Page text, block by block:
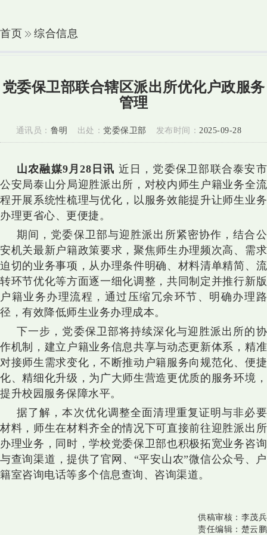
首页 综合信息
党委保卫部联合辖区派出所优化户政服务
管理
通讯员： 鲁明 出处： 党委保卫部 发布时间： 2025-09-28
山农融媒9月28日讯 近日，党委保卫部联合泰安市
公安局泰山分局迎胜派出所，对校内师生户籍业务全流
程开展系统性梳理与优化，以服务效能提升让师生业务
办理更省心、更便捷。
期间，党委保卫部与迎胜派出所紧密协作，结合公
安机关最新户籍政策要求，聚焦师生办理频次高、需求
迫切的业务事项，从办理条件明确、材料清单精简、流
转环节优化等方面逐一细化调整，共同制定并推行新版
户籍业务办理流程，通过压缩冗余环节、明确办理路
径，有效降低师生业务办理成本。
下一步，党委保卫部将持续深化与迎胜派出所的协
作机制，建立户籍业务信息共享与动态更新体系，精准
对接师生需求变化，不断推动户籍服务向规范化、便捷
化、精细化升级，为广大师生营造更优质的服务环境，
提升校园服务保障水平。
据了解，本次优化调整全面清理重复证明与非必要
材料，师生在材料齐全的情况下可直接前往迎胜派出所
办理业务，同时，学校党委保卫部也积极拓宽业务咨询
与查询渠道，提供了官网、“平安山农”微信公众号、户
籍室咨询电话等多个信息查询、咨询渠道。
供稿审核： 李茂兵
责任编辑： 楚云鹏